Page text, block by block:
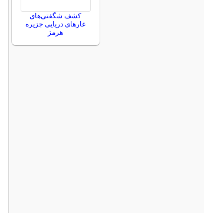
کشف شگفتی‌های
غارهای دریایی جزیره
هرمز